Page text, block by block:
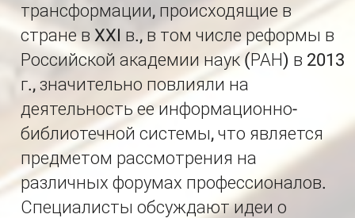
трансформации, происходящие в
стране в XXI в., в том числе реформы в
Российской академии наук (РАН) в 2013
г., значительно повлияли на
деятельность ее информационно-
библиотечной системы, что является
предметом рассмотрения на
различных форумах профессионалов.
Специалисты обсуждают идеи о